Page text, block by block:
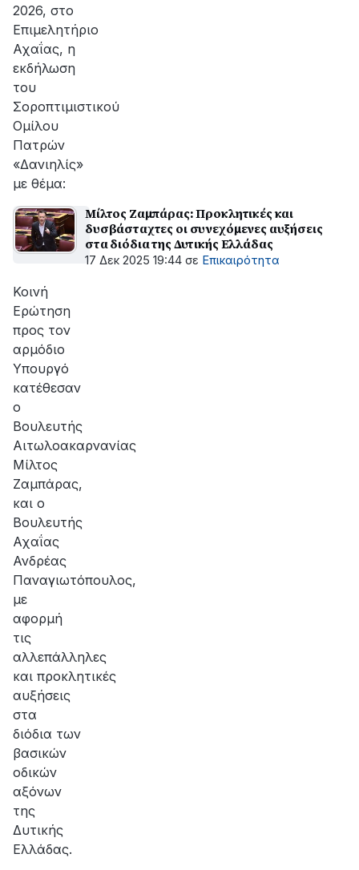
2026, στο
Επιμελητήριο
Αχαΐας, η
εκδήλωση
του
Σοροπτιμιστικού
Ομίλου
Πατρών
«Δανιηλίς»
με θέμα:
Μίλτος Ζαμπάρας: Προκλητικές και
δυσβάσταχτες οι συνεχόμενες αυξήσεις
στα διόδια της Δυτικής Ελλάδας
17 Δεκ 2025 19:44 σε Επικαιρότητα
Κοινή
Ερώτηση
προς τον
αρμόδιο
Υπουργό
κατέθεσαν
ο
Βουλευτής
Αιτωλοακαρνανίας
Μίλτος
Ζαμπάρας,
και ο
Βουλευτής
Αχαΐας
Ανδρέας
Παναγιωτόπουλος,
με
αφορμή
τις
αλλεπάλληλες
και προκλητικές
αυξήσεις
στα
διόδια των
βασικών
οδικών
αξόνων
της
Δυτικής
Ελλάδας.